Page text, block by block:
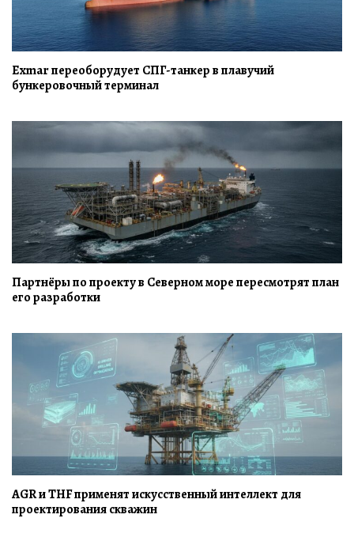
Exmar переоборудует СПГ-танкер в плавучий
бункеровочный терминал
Партнёры по проекту в Северном море пересмотрят план
его разработки
AGR и THF применят искусственный интеллект для
проектирования скважин